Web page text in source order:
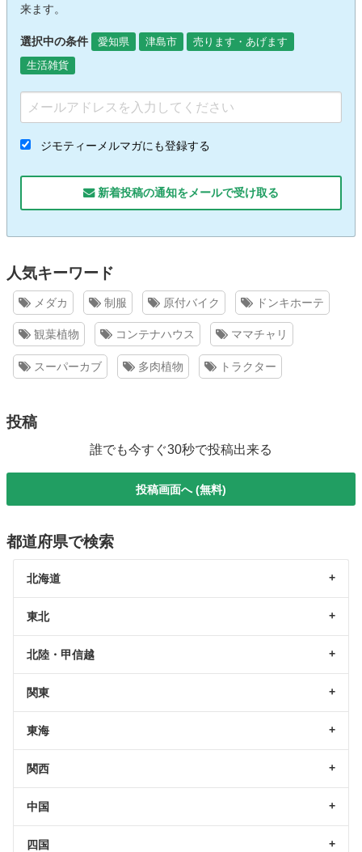
来ます。
選択中の条件 愛知県 津島市
売ります・あげます
生活雑貨
ジモティーメルマガにも登録する
新着投稿の通知をメールで受け取る
人気キーワード
メダカ 制服 原付バイク ドンキホーテ
観葉植物 コンテナハウス ママチャリ
スーパーカブ 多肉植物 トラクター
投稿
誰でも今すぐ30秒で投稿出来る
投稿画面へ (無料)
都道府県で検索
北海道
東北
北陸・甲信越
関東
東海
関西
中国
四国